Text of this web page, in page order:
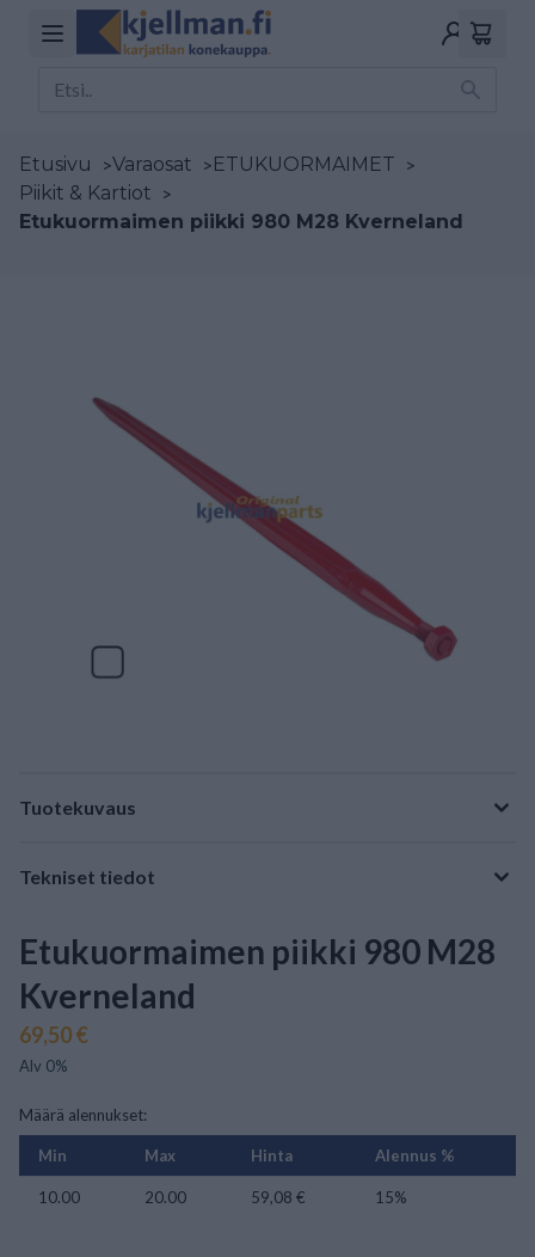
Etusivu >Varaosat >ETUKUORMAIMET >
Piikit & Kartiot >
Etukuormaimen piikki 980 M28 Kverneland
Tuotekuvaus
Tekniset tiedot
Etukuormaimen piikki 980 M28
Kverneland
69,50 €
Alv 0%
Määrä alennukset:
Min Max Hinta Alennus %
10.00 20.00 59,08 € 15%